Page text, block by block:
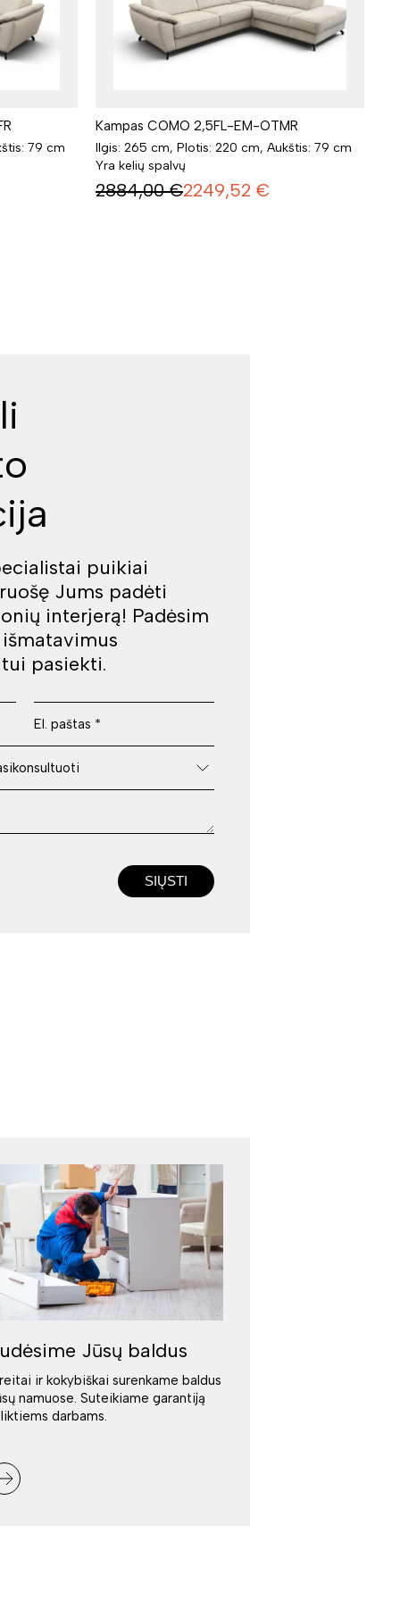
79 cm
Kampas COMO 2,5FL-EM-OTMR
Ilgis: 265 cm, Plotis: 220 cm, Aukštis: 79 cm
Yra kelių spalvų
2884,00 €2249,52 €
puikiai
Jums padėti
interjerą! Padėsim
pasiekti.
SIŲSTI
Jūsų baldus
ir kokybiškai surenkame baldus
namuose. Suteikiame garantiją
darbams.